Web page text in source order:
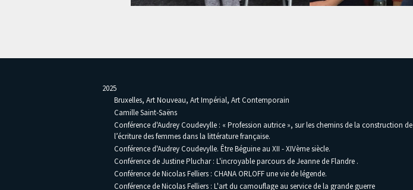
2025
Bruxelles, Art Nouveau, Art Impérial, Art Contemporain
Camille Saint-Saëns
Conférence d'Audrey Coudevylle : « Profession autrice », sur les chemins de la construction de
l’écriture des femmes dans la littérature française.
Conférence d'Audrey Coudevylle. Être Béguine au XII - XIVème siècle.
Conférence de Justine Pluchar : L'incroyable parcours de Jeanne de Flandre .
Conférence de Nicolas Felliers : CHANA ORLOFF une vie de légende.
Conférence de Nicolas Felliers : L'art du camouflage au service de la grande guerre